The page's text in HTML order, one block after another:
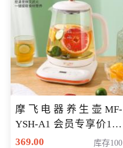
摩飞电器养生壶MF-
YSH-A1 会员专享价198
元
369.00 库存100